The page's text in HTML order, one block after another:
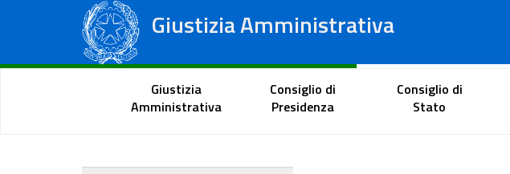
Giustizia Amministrativa
Tribunali Amministrativi Regionali
Portale del cittadino
Giustizia
Amministrativa
Consiglio di
Presidenza
Consiglio di
Stato